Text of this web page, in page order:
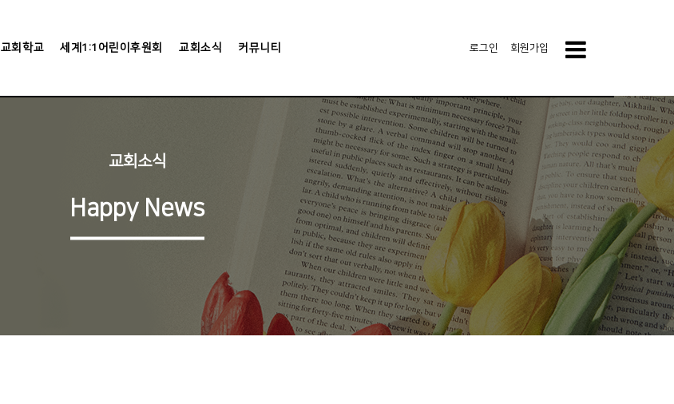
교회학교 세계1:1어린이후원회 교회소식 커뮤니티 로그인 회원가입
교회소식
Happy News